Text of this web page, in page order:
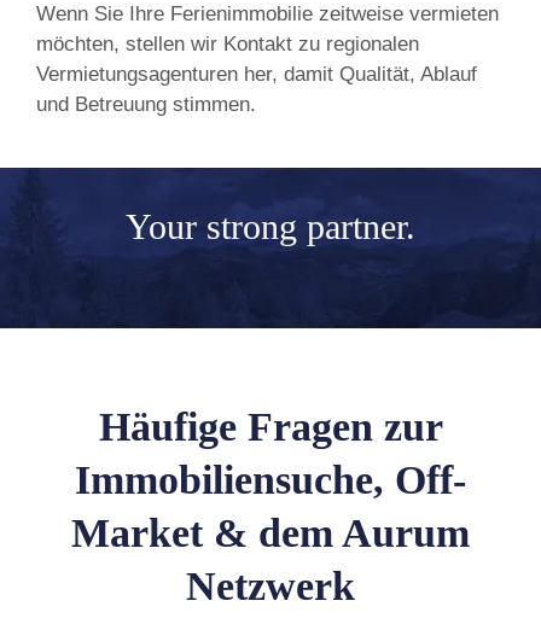
Wenn Sie Ihre Ferienimmobilie zeitweise vermieten
möchten, stellen wir Kontakt zu regionalen
Vermietungsagenturen her, damit Qualität, Ablauf
und Betreuung stimmen.
Your strong partner.
Häufige Fragen zur
Immobiliensuche, Off-
Market & dem Aurum
Netzwerk